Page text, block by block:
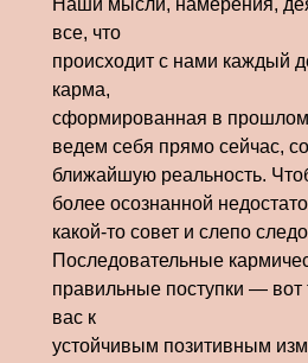
Наши мысли, намерения,
все, что
происходит с нами каждый
карма,
сформированная в
ведем себя прямо сейчас,
ближайшую реальность.
более осознанной
какой-то совет и слепо
Последовательные
правильные поступки — вот
вас к
устойчивым позитивным